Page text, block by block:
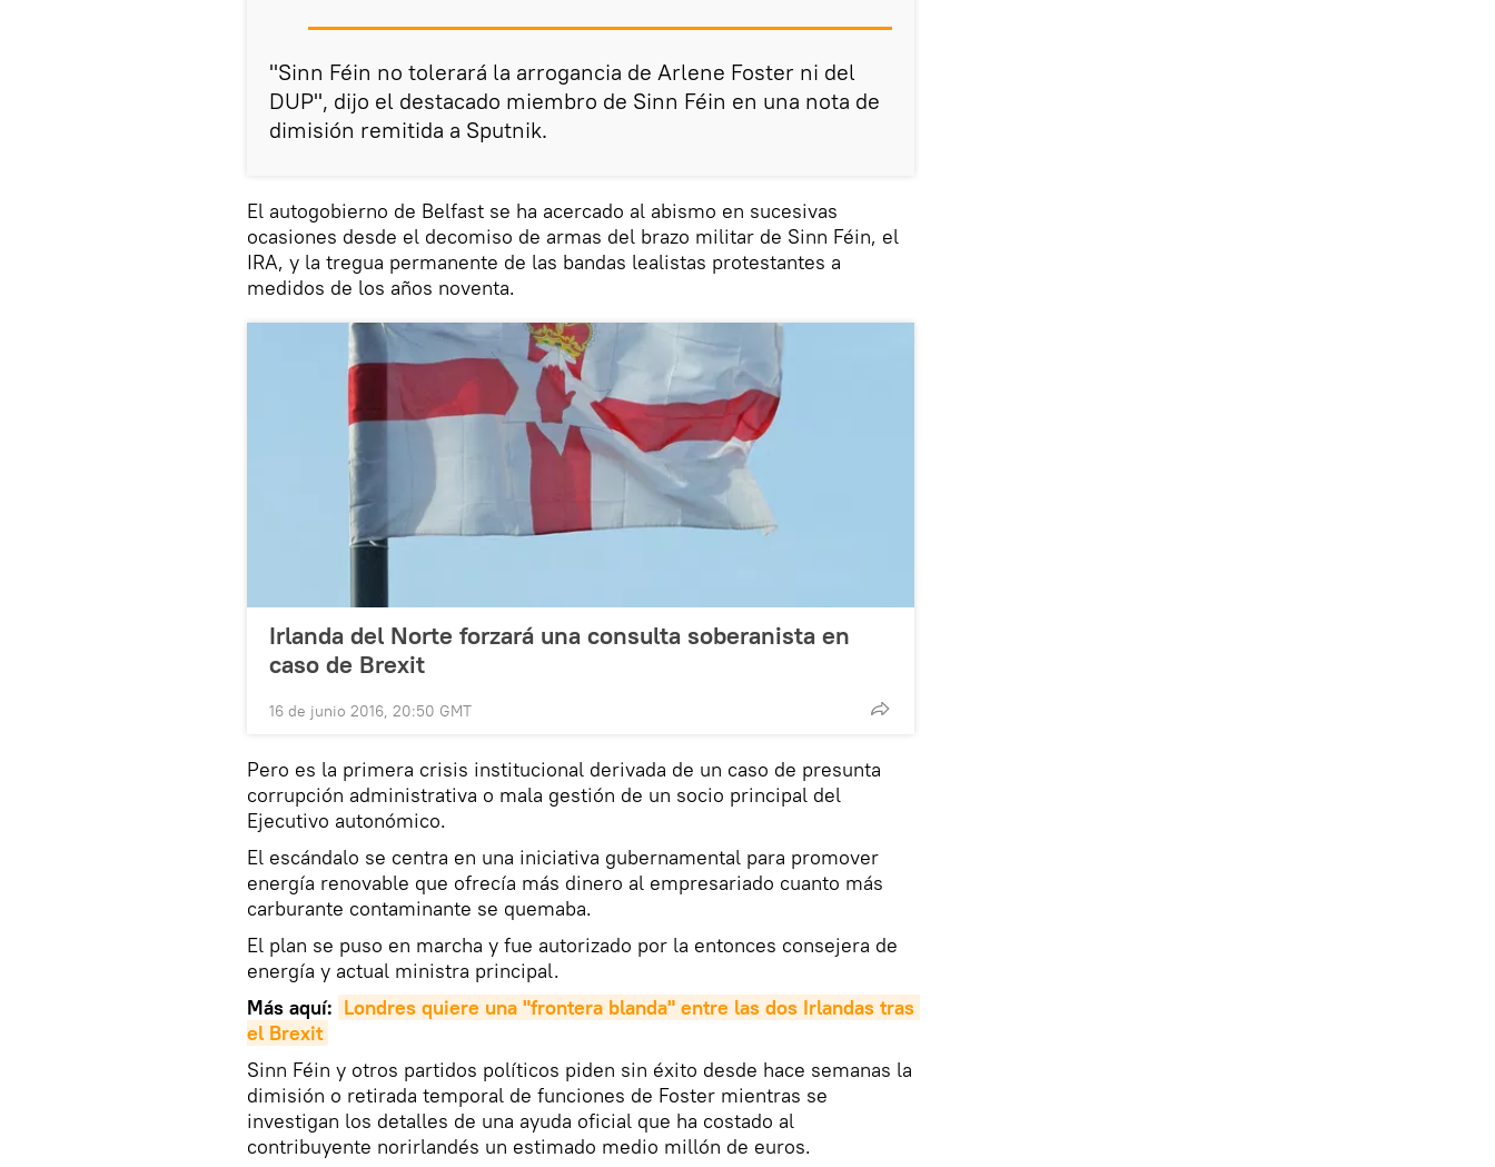
"Sinn Féin no tolerará la arrogancia de Arlene Foster ni del
DUP", dijo el destacado miembro de Sinn Féin en una nota de
dimisión remitida a Sputnik.
El autogobierno de Belfast se ha acercado al abismo en sucesivas
ocasiones desde el decomiso de armas del brazo militar de Sinn Féin, el
IRA, y la tregua permanente de las bandas lealistas protestantes a
medidos de los años noventa.
Irlanda del Norte forzará una consulta soberanista en
caso de Brexit
16 de junio 2016, 20:50 GMT
Pero es la primera crisis institucional derivada de un caso de presunta
corrupción administrativa o mala gestión de un socio principal del
Ejecutivo autonómico.
El escándalo se centra en una iniciativa gubernamental para promover
energía renovable que ofrecía más dinero al empresariado cuanto más
carburante contaminante se quemaba.
El plan se puso en marcha y fue autorizado por la entonces consejera de
energía y actual ministra principal.
Más aquí: Londres quiere una "frontera blanda" entre las dos Irlandas tras
el Brexit
Sinn Féin y otros partidos políticos piden sin éxito desde hace semanas la
dimisión o retirada temporal de funciones de Foster mientras se
investigan los detalles de una ayuda oficial que ha costado al
contribuyente norirlandés un estimado medio millón de euros.